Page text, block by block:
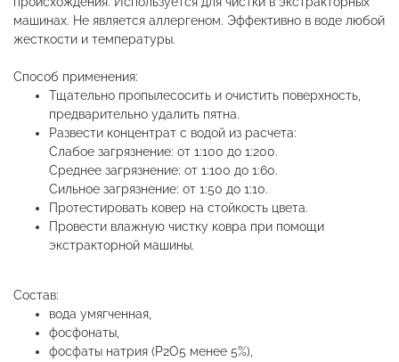
машинах. Не является аллергеном. Эффективно в воде любой
жесткости и температуры.
Способ применения:
Тщательно пропылесосить и очистить поверхность,
предварительно удалить пятна.
Развести концентрат с водой из расчета:
Слабое загрязнение: от 1:100 до 1:200.
Среднее загрязнение: от 1:100 до 1:60.
Сильное загрязнение: от 1:50 до 1:10.
Протестировать ковер на стойкость цвета.
Провести влажную чистку ковра при помощи
экстракторной машины.
Состав:
вода умягченная,
фосфонаты,
фосфаты натрия (Р2О5 менее 5%),